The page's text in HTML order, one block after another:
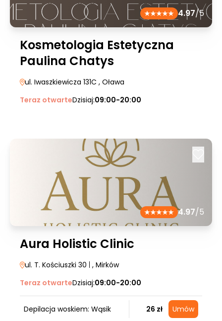
4.97/5
Kosmetologia Estetyczna
Paulina Chatys
ul. Iwaszkiewicza 131C , Oława
Teraz otwarteDzisiaj:09:00-20:00
4.97/5
Aura Holistic Clinic
ul. T. Kościuszki 30 , Mirków
Teraz otwarteDzisiaj:09:00-20:00
Depilacja woskiem: Wąsik 26 zł Umów